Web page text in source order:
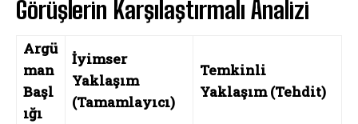
Görüşlerin Karşılaştırmalı Analizi
Argü
man
Başl
ığı
İyimser
Yaklaşım
(Tamamlayıcı)
Temkinli
Yaklaşım (Tehdit)